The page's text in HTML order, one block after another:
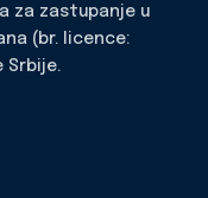
za zastupanje u
(br. licence:
Srbije.